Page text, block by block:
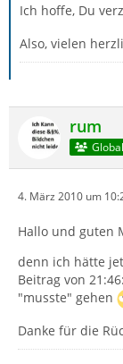
Ich hoffe, Du
Also, vielen
rum
4. März 2010 um
Hallo und guten
denn ich hätte
Beitrag von
"musste" gehen
Danke für die